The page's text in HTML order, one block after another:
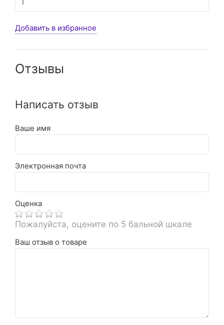
Добавить в избранное
Отзывы
Написать отзыв
Ваше имя
Электронная почта
Оценка
Пожалуйста, оцените по 5 бальной шкале
Ваш отзыв о товаре